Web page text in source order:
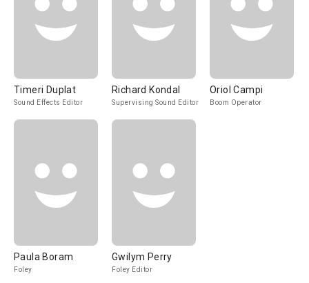
Timeri Duplat
Sound Effects Editor
Richard Kondal
Supervising Sound Editor
Oriol Campi
Boom Operator
Paula Boram
Foley
Gwilym Perry
Foley Editor